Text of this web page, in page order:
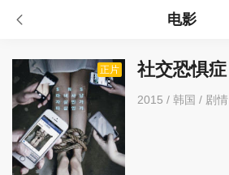
电影
正片 社交恐惧症
2015 / 韩国 / 剧